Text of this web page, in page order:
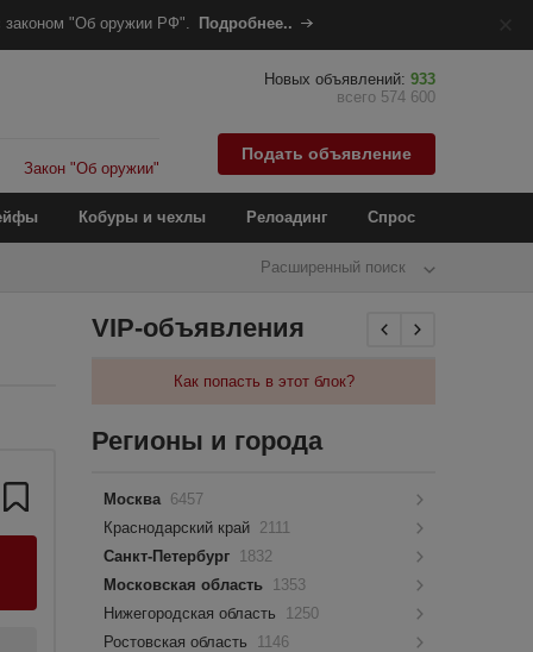
законом "Об оружии РФ". Подробнее..
Закон "Об оружии"
Новых объявлений: 933
всего 574 600
Подать объявление
Кобуры и чехлы Релоадинг Спрос
Расширенный поиск
VIP-объявления
Как попасть в этот блок?
Регионы и города
Москва 6457
Краснодарский край 2111
Санкт-Петербург 1832
Московская область 1353
Нижегородская область
1250
Ростовская область
1146